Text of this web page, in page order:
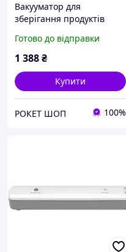
Вакууматор для
зберігання продуктів
(S+), Вакууматор для їжі/
продуктів, Професійний
Готово до відправки
1 388₴
Купити
РОКЕТ ШОП 100%